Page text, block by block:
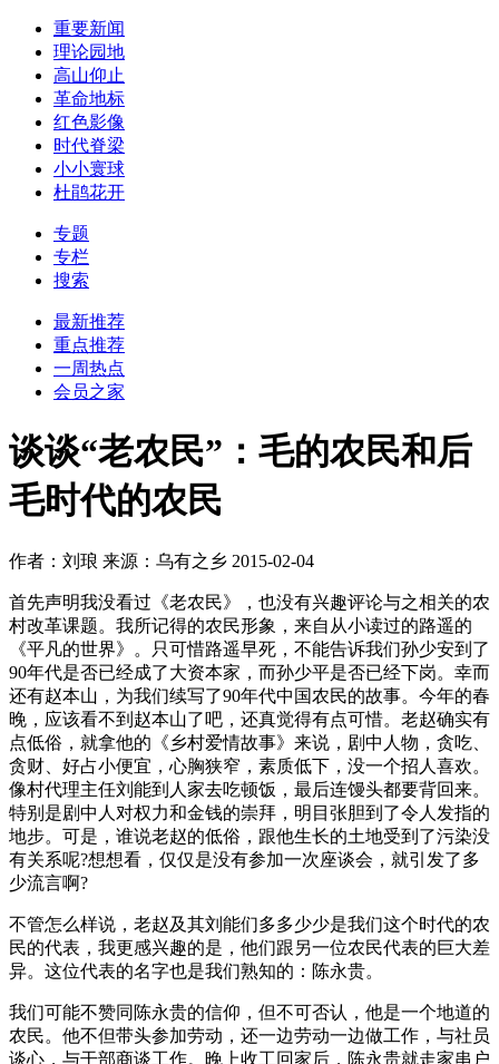
重要新闻
理论园地
高山仰止
革命地标
红色影像
时代脊梁
小小寰球
杜鹃花开
专题
专栏
搜索
最新推荐
重点推荐
一周热点
会员之家
谈谈“老农民”：毛的农民和后
毛时代的农民
作者： 刘琅 来源：乌有之乡 2015-02-04
首先声明我没看过《老农民》，也没有兴趣评论与之相关的农
村改革课题。我所记得的农民形象，来自从小读过的路遥的
《平凡的世界》。只可惜路遥早死，不能告诉我们孙少安到了
90年代是否已经成了大资本家，而孙少平是否已经下岗。幸而
还有赵本山，为我们续写了90年代中国农民的故事。今年的春
晚，应该看不到赵本山了吧，还真觉得有点可惜。老赵确实有
点低俗，就拿他的《乡村爱情故事》来说，剧中人物，贪吃、
贪财、好占小便宜，心胸狭窄，素质低下，没一个招人喜欢。
像村代理主任刘能到人家去吃顿饭，最后连馒头都要背回来。
特别是剧中人对权力和金钱的崇拜，明目张胆到了令人发指的
地步。可是，谁说老赵的低俗，跟他生长的土地受到了污染没
有关系呢?想想看，仅仅是没有参加一次座谈会，就引发了多
少流言啊?
不管怎么样说，老赵及其刘能们多多少少是我们这个时代的农
民的代表，我更感兴趣的是，他们跟另一位农民代表的巨大差
异。这位代表的名字也是我们熟知的：陈永贵。
我们可能不赞同陈永贵的信仰，但不可否认，他是一个地道的
农民。他不但带头参加劳动，还一边劳动一边做工作，与社员
谈心，与干部商谈工作。晚上收工回家后，陈永贵就走家串户